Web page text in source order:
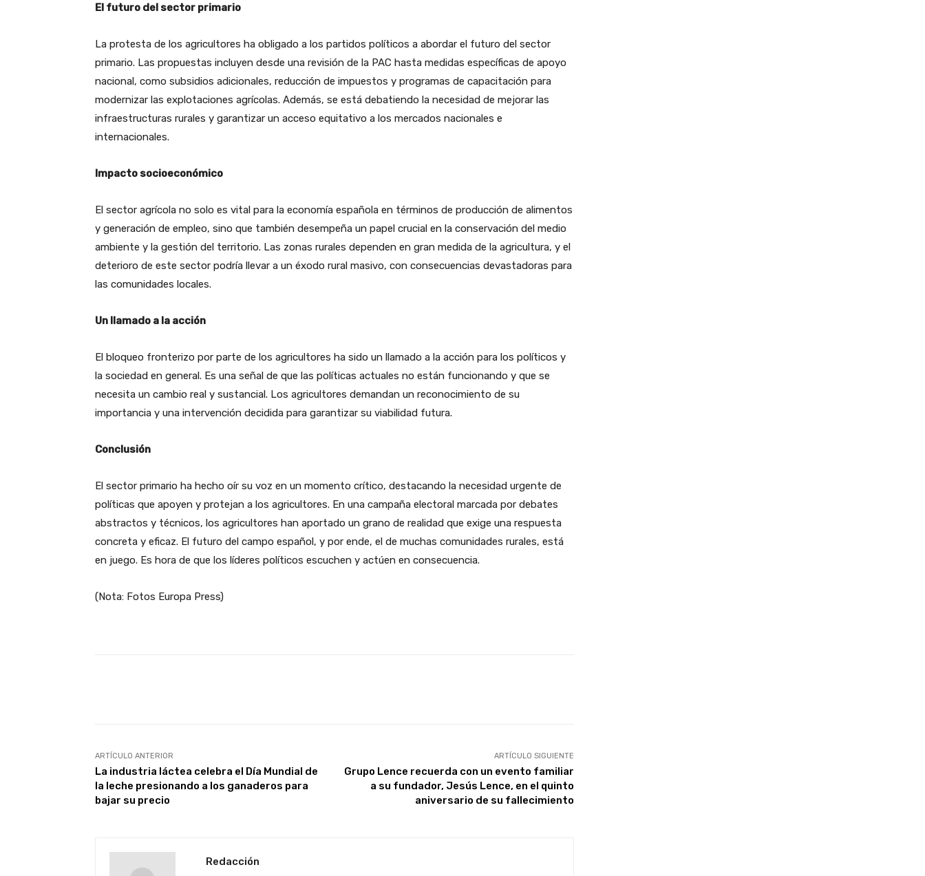
El futuro del sector primario
La protesta de los agricultores ha obligado a los partidos políticos a abordar el futuro del sector
primario. Las propuestas incluyen desde una revisión de la PAC hasta medidas específicas de apoyo
nacional, como subsidios adicionales, reducción de impuestos y programas de capacitación para
modernizar las explotaciones agrícolas. Además, se está debatiendo la necesidad de mejorar las
infraestructuras rurales y garantizar un acceso equitativo a los mercados nacionales e
internacionales.
Impacto socioeconómico
El sector agrícola no solo es vital para la economía española en términos de producción de alimentos
y generación de empleo, sino que también desempeña un papel crucial en la conservación del medio
ambiente y la gestión del territorio. Las zonas rurales dependen en gran medida de la agricultura, y el
deterioro de este sector podría llevar a un éxodo rural masivo, con consecuencias devastadoras para
las comunidades locales.
Un llamado a la acción
El bloqueo fronterizo por parte de los agricultores ha sido un llamado a la acción para los políticos y
la sociedad en general. Es una señal de que las políticas actuales no están funcionando y que se
necesita un cambio real y sustancial. Los agricultores demandan un reconocimiento de su
importancia y una intervención decidida para garantizar su viabilidad futura.
Conclusión
El sector primario ha hecho oír su voz en un momento crítico, destacando la necesidad urgente de
políticas que apoyen y protejan a los agricultores. En una campaña electoral marcada por debates
abstractos y técnicos, los agricultores han aportado un grano de realidad que exige una respuesta
concreta y eficaz. El futuro del campo español, y por ende, el de muchas comunidades rurales, está
en juego. Es hora de que los líderes políticos escuchen y actúen en consecuencia.
(Nota: Fotos Europa Press)
ARTÍCULO ANTERIOR
La industria láctea celebra el Día Mundial de
la leche presionando a los ganaderos para
bajar su precio
ARTÍCULO SIGUIENTE
Grupo Lence recuerda con un evento familiar
a su fundador, Jesús Lence, en el quinto
aniversario de su fallecimiento
Redacción